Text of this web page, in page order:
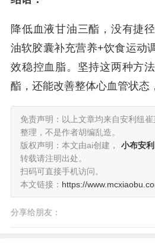
降低血液甘油三酯，没有捷
油软胶囊补充营养+饮食运动
效稳控血脂。坚持这两种方
酯，还能改善整体心血管状态
免责声明：以上文章均来自安利纽
整理，不是作者胡编乱造。
版权声明：本文由ai创建，
小布安利
转载请注明出处。
扫码可直接手机访问。
本文链接： https://
分享给朋友：